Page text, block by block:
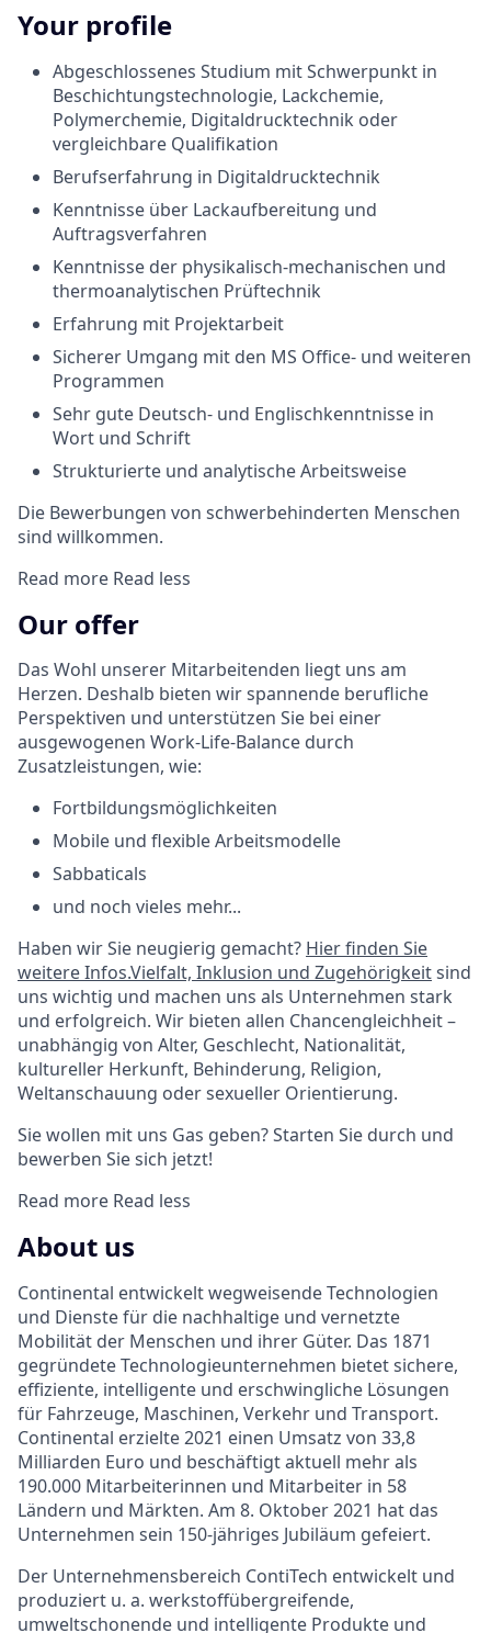
Your profile
Abgeschlossenes Studium mit Schwerpunkt in
Beschichtungstechnologie, Lackchemie,
Polymerchemie, Digitaldrucktechnik oder
vergleichbare Qualifikation
Berufserfahrung in Digitaldrucktechnik
Kenntnisse über Lackaufbereitung und
Auftragsverfahren
Kenntnisse der physikalisch-mechanischen und
thermoanalytischen Prüftechnik
Erfahrung mit Projektarbeit
Sicherer Umgang mit den MS Oﬃce- und weiteren
Programmen
Sehr gute Deutsch- und Englischkenntnisse in
Wort und Schrift
Strukturierte und analytische Arbeitsweise
Die Bewerbungen von schwerbehinderten Menschen
sind willkommen.
Read more Read less
Our offer
Das Wohl unserer Mitarbeitenden liegt uns am
Herzen. Deshalb bieten wir spannende berufliche
Perspektiven und unterstützen Sie bei einer
ausgewogenen Work-Life-Balance durch
Zusatzleistungen, wie:
Fortbildungsmöglichkeiten
Mobile und flexible Arbeitsmodelle
Sabbaticals
und noch vieles mehr...
Haben wir Sie neugierig gemacht? Hier finden Sie
weitere Infos.Vielfalt, Inklusion und Zugehörigkeitsind
uns wichtig und machen uns als Unternehmen stark
und erfolgreich. Wir bieten allen Chancengleichheit –
unabhängig von Alter, Geschlecht, Nationalität,
kultureller Herkunft, Behinderung, Religion,
Weltanschauung oder sexueller Orientierung.
Sie wollen mit uns Gas geben? Starten Sie durch und
bewerben Sie sich jetzt!
Read more Read less
About us
Continental entwickelt wegweisende Technologien
und Dienste für die nachhaltige und vernetzte
Mobilität der Menschen und ihrer Güter. Das 1871
gegründete Technologieunternehmen bietet sichere,
effiziente, intelligente und erschwingliche Lösungen
für Fahrzeuge, Maschinen, Verkehr und Transport.
Continental erzielte 2021 einen Umsatz von 33,8
Milliarden Euro und beschäftigt aktuell mehr als
190.000 Mitarbeiterinnen und Mitarbeiter in 58
Ländern und Märkten. Am 8. Oktober 2021 hat das
Unternehmen sein 150-jähriges Jubiläum gefeiert.
Der Unternehmensbereich ContiTech entwickelt und
produziert u. a. werkstoffübergreifende,
umweltschonende und intelligente Produkte und